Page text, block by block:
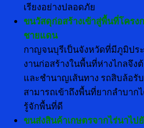
เรียงอย่างปลอดภัย
ขนวัสดุก่อสร้างเข้าสู่พื้นที่โครง
ชายแดน
กาญจนบุรีเป็นจังหวัดที่มีภูมิปร
งานก่อสร้างในพื้นที่ห่างไกลจึง
และชำนาญเส้นทาง รถสิบล้อรับ
สามารถเข้าถึงพื้นที่ยากลำบา
รู้จักพื้นที่ดี
ขนส่งสินค้าเกษตรจากไร่นาไป